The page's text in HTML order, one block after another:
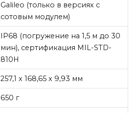
Galileo (только в версиях с
сотовым модулем)
IP68 (погружение на 1,5 м до 30
мин), сертификация MIL-STD-
810H
257,1 x 168,65 x 9,93 мм
650 г